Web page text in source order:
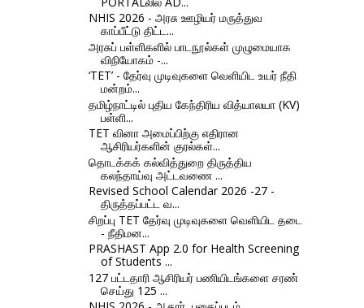
NHIS 2026 - அரசு ஊழியர் மருத்துவ
காப்பீட்டு திட்ட...
அரசுப் பள்ளிகளில் பாடநூல்கள் முழுமையாக
விநியோகம் -...
‘TET’ - தேர்வு முடிவுகளை வெளியிட உயர் நீதி​
மன்​றம்...
தமிழ்நாட்டில் புதிய கேந்திரிய வித்யாலயா (KV)
பள்ளி...
TET வினா அமைப்பிற்கு எதிரான
ஆசிரியர்களின் குரல்கள்...
தொடக்கக் கல்வித்துறை திருத்திய
கலந்தாய்வு அட்டவணை ...
Revised School Calendar 2026 -27 -
திருத்தப்பட்ட வ...
சிறப்பு TET தேர்வு முடிவுகளை வெளியிட தடை
- நீதிமன...
PRASHAST App 2.0 for Health Screening
of Students ...
127 பட்டதாரி ஆசிரியர் பணியிடங்களை சரண்
செய்து 125 ...